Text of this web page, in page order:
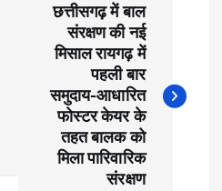
छत्तीसगढ़ में बाल
संरक्षण की नई
मिसाल रायगढ़ में
पहली बार
समुदाय-आधारित
फोस्टर केयर के
तहत बालक को
मिला पारिवारिक
संरक्षण